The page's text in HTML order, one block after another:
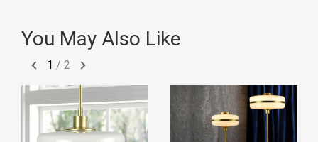
You May Also Like
1 / 2